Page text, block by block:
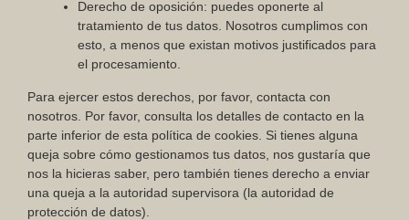
Derecho de oposición: puedes oponerte al
tratamiento de tus datos. Nosotros cumplimos con
esto, a menos que existan motivos justificados para
el procesamiento.
Para ejercer estos derechos, por favor, contacta con
nosotros. Por favor, consulta los detalles de contacto en la
parte inferior de esta política de cookies. Si tienes alguna
queja sobre cómo gestionamos tus datos, nos gustaría que
nos la hicieras saber, pero también tienes derecho a enviar
una queja a la autoridad supervisora (la autoridad de
protección de datos).